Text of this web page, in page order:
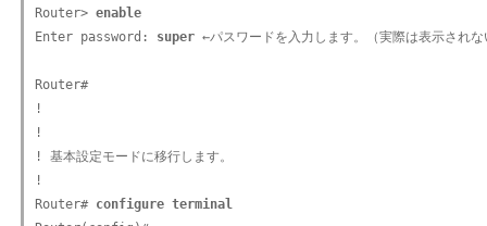
Router> enable
Enter password: super ←パスワードを入力します。（実際は表示されな
Router#
!
!
! 基本設定モードに移行します。
!
Router# configure terminal